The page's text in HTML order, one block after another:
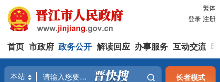
繁体
登录 注册
首页 市政府 政务公开 解读回应 办事服务 互动交流
长者模式